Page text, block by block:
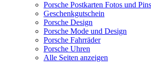
Porsche Postkarten Fotos und Pins
Geschenkgutschein
Porsche Design
Porsche Mode und Design
Porsche Fahrräder
Porsche Uhren
Alle Seiten anzeigen